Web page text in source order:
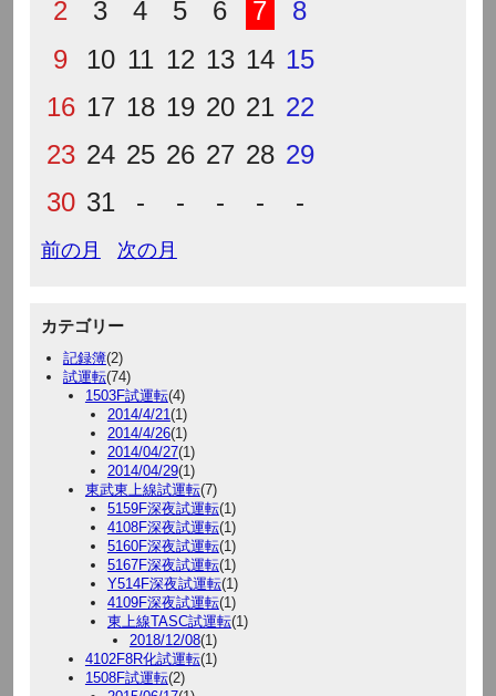
2 3 4 5 6 7
8
9
10 11 12 13 14 15
16 17 18 19 20 21 22
23 24 25 26 27 28 29
30 31 - - - - -
前の月 次の月
カテゴリー
記録簿(2)
試運転(74)
1503F試運転(4)
2014/4/21 (1)
2014/4/26(1)
2014/04/27(1)
2014/04/29(1)
東武東上線試運転(7)
5159F深夜試運転(1)
4108F深夜試運転(1)
5160F深夜試運転(1)
5167F深夜試運転(1)
Y514F深夜試運転(1)
4109F深夜試運転(1)
東上線TASC試運転(1)
2018/12/08(1)
4102F8R化試運転(1)
1508F試運転(2)